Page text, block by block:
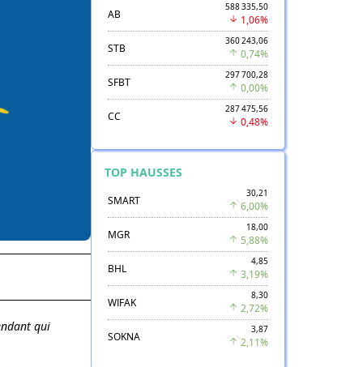
qui
AB
588 335,50
1,06%
STB
360 243,06
0,74%
SFBT
297 700,28
0,00%
CC
287 475,56
0,48%
TOP HAUSSES
SMART
30,21
6,00%
MGR
18,00
5,88%
BHL
4,85
3,19%
WIFAK
8,30
2,72%
SOKNA
3,87
2,11%